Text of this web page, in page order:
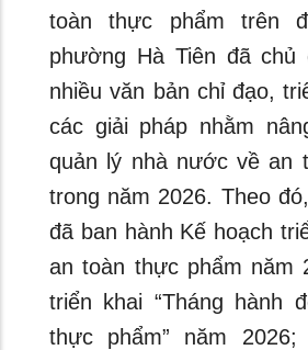
toàn thực phẩm trên
phường Hà Tiên đã chủ
nhiều văn bản chỉ đạo,
các giải pháp nhằm
quản lý nhà nước về an
trong năm 2026. Theo
đã ban hành Kế hoạch
an toàn thực phẩm năm
triển khai “Tháng hành
thực phẩm” năm